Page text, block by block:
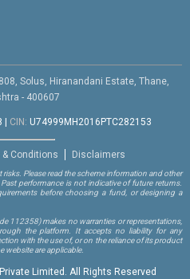
Solus, Hiranandani Estate, Thane,
- 400607
CIN: U74999MH2016PTC282153
& Conditions Disclaimers
Please read the scheme information and other
performance is not indicative of future returns.
before choosing a fund, or designing a
112358)makes no warranties or representations,
the platform. It accepts no liability for any
with the use of, or on the reliance of its product
website are applicable.
Limited. All Rights Reserved